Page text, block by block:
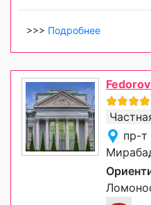
>>> Подробнее
пр-